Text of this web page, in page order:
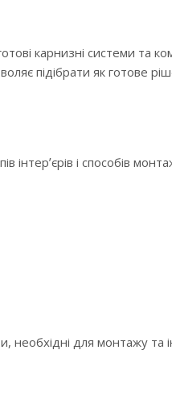
карнизні системи та
підібрати як готове
інтер’єрів і способів
необхідні для монтажу